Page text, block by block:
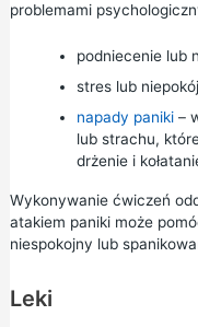
problemami
podniecenie lub
streslub niepokój
napady paniki–
lub strachu,
drżenie i
Wykonywanie ćwiczeń
atakiem panikimoże
niespokojny lub
Leki